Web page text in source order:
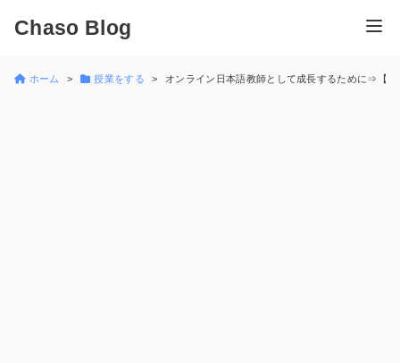
Chaso Blog
ホーム 授業をする オンライン日本語教師として成長するために⇒【